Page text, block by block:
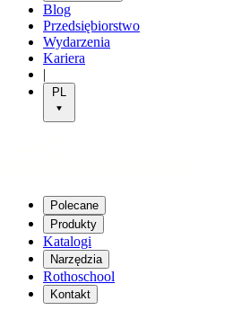
Blog
Przedsiębiorstwo
Wydarzenia
Kariera
|
PL
Polecane
Produkty
Katalogi
Narzędzia
Rothoschool
Kontakt